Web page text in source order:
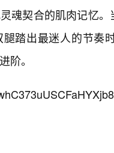
魂契合的肌肉记忆
踏出最迷人的节奏
阶。